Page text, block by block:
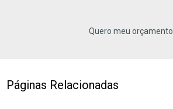
Quero meu orçamento
Páginas Relacionadas